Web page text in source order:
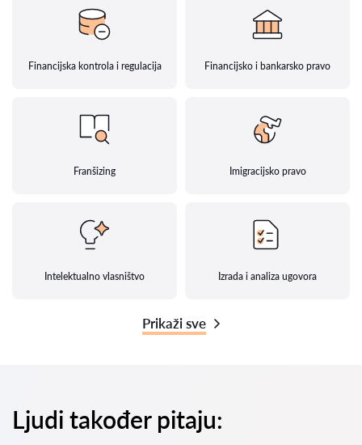
Financijska kontrola i regulacija Financijsko i bankarsko pravo
Franšizing Imigracijsko pravo
Intelektualno vlasništvo Izrada i analiza ugovora
Prikaži sve
Ljudi također pitaju: